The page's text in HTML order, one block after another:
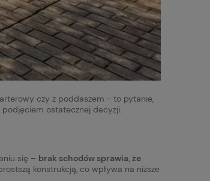
czy z poddaszem - to pytanie,
ostatecznej decyzji.
się – brak schodów sprawia, że
konstrukcją, co wpływa na niższe